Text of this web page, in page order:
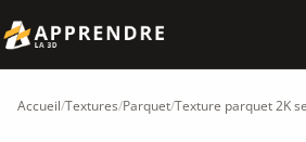
Accueil/Textures/Parquet/Texture parquet 2K